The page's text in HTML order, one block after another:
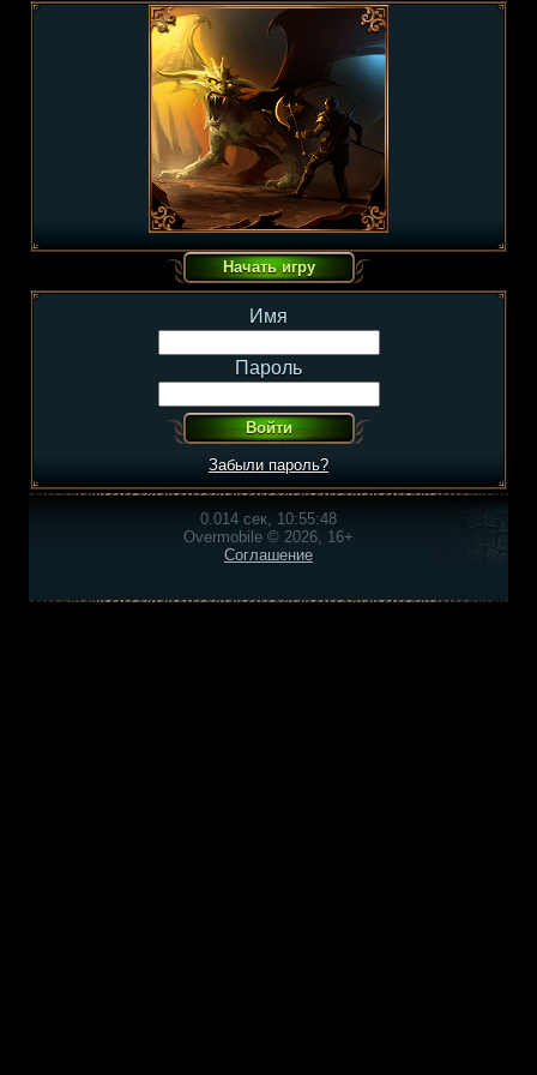
Имя
Пароль
Забыли пароль?
0.014 сек, 10:55:48
Overmobile © 2026, 16+
Соглашение